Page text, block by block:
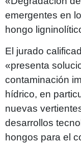
emergentes en
hongo
El jurado
«presenta
contaminación
hídrico, en
nuevas
desarrollos
hongos para el